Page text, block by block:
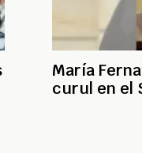
María
curul en el